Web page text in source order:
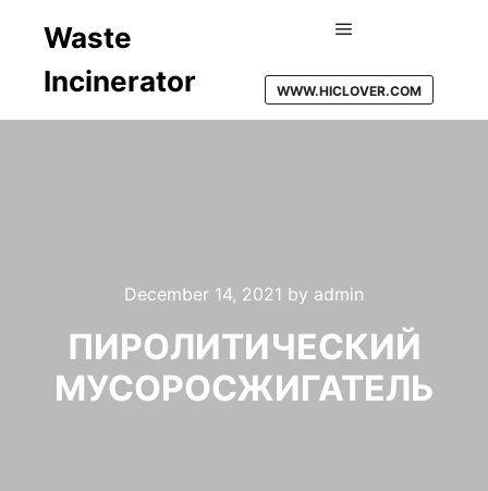
Waste
Incinerator
WWW.HICLOVER.COM
December 14, 2021 by admin
ПИРОЛИТИЧЕСКИЙ
МУСОРОСЖИГАТЕЛЬ